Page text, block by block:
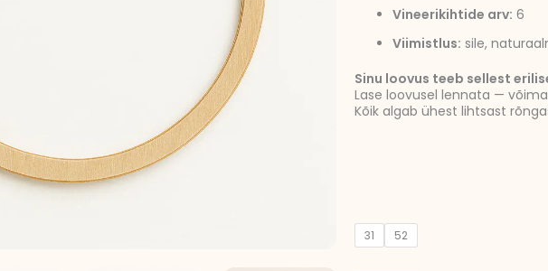
Vineerikihtide arv: 6
Viimistlus: sile,
Sinu loovus teeb sellest
Lase loovusel lennata —
Kõik algab ühest lihtsast
31 52
Vineerist